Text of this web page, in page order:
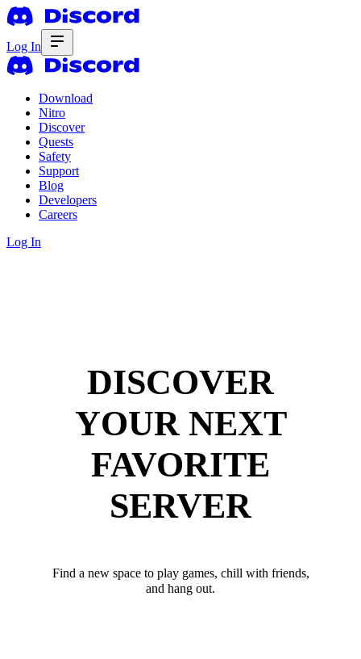
Log In
Download
Nitro
Discover
Quests
Safety
Support
Blog
Developers
Careers
Log In
DISCOVER
YOUR NEXT
FAVORITE
SERVER
Find a new space to play games, chill with friends,
and hang out.